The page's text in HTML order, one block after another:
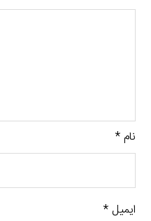
نام*
ایمیل*